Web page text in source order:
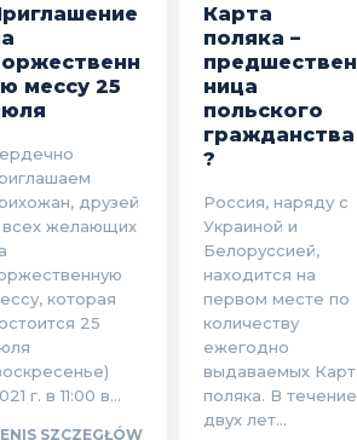
мессу 25
друзей
всех желающих
которая
25
г. в 11:00 в...
SZCZEGŁÓW
Карта
поляка –
предшествен
ница
польского
гражданства
?
Россия, наряду с
Украиной и
Белоруссией,
находится на
первом месте по
количеству
ежегодно
выдаваемых Карт
поляка. В течение
двух лет...